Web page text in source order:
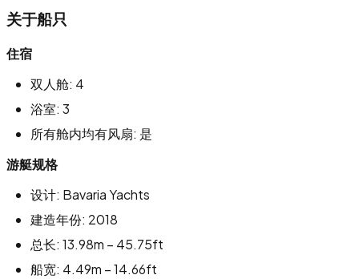
关于船只
住宿
双人舱: 4
浴室: 3
所有舱内均有风扇: 是
游艇规格
设计: Bavaria Yachts
建造年份: 2018
总长: 13.98m – 45.75ft
船宽: 4.49m – 14.66ft